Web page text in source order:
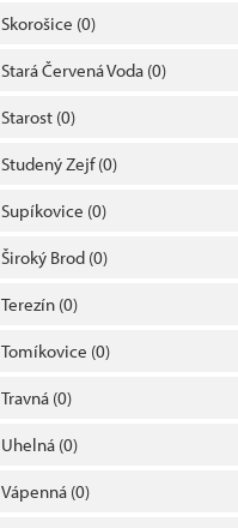
Skorošice (0)
Stará Červená Voda (0)
Starost (0)
Studený Zejf(0)
Supíkovice (0)
Široký Brod (0)
Terezín (0)
Tomíkovice (0)
Travná (0)
Uhelná (0)
Vápenná (0)